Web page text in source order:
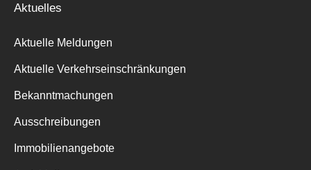
Aktuelles
Aktuelle Meldungen
Aktuelle Verkehrseinschränkungen
Bekanntmachungen
Ausschreibungen
Immobilienangebote